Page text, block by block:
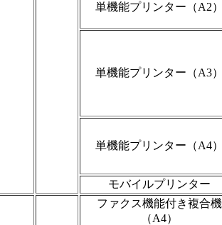
単機能プリンター（A2
単機能プリンター（A3
単機能プリンター（A4
モバイルプリンター
ファクス機能付き複合機
（A4）